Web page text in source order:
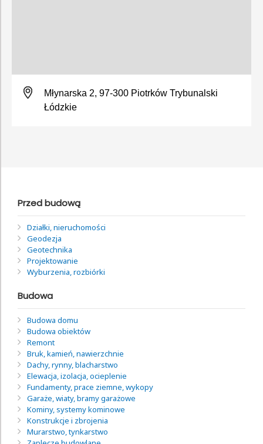
Młynarska 2, 97-300 Piotrków Trybunalski
Łódzkie
Przed budową
Działki, nieruchomości
Geodezja
Geotechnika
Projektowanie
Wyburzenia, rozbiórki
Budowa
Budowa domu
Budowa obiektów
Remont
Bruk, kamień, nawierzchnie
Dachy, rynny, blacharstwo
Elewacja, izolacja, ocieplenie
Fundamenty, prace ziemne, wykopy
Garaże, wiaty, bramy garażowe
Kominy, systemy kominowe
Konstrukcje i zbrojenia
Murarstwo, tynkarstwo